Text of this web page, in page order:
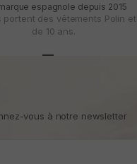
espagnole depuis 2015
portent des vêtements Polin
de 10 ans.
vous à notre newsletter